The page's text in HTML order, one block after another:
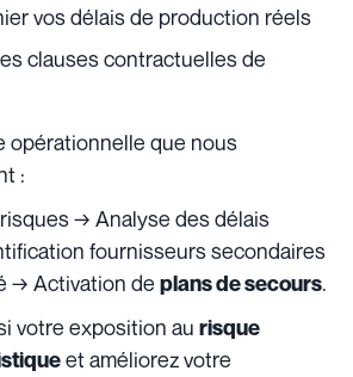
vos délais de production réels
clauses contractuelles de
opérationnelle que nous
:
→ Analyse des délais
fournisseurs secondaires
→ Activation de plans de secours.
votre exposition au risque
et améliorez votre